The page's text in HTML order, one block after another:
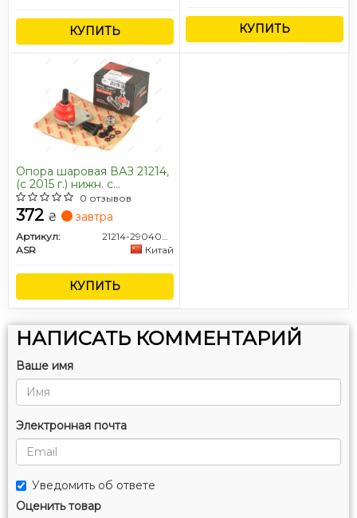
подтверждение успеха сегодня и уверенности в
будущем.
Все запчасти Rider →
КУПИТЬ КУПИТЬ
Опора шаровая ВАЗ 21214,
(с 2015 г.) нижн. с
крепежом кор. уп. «ASR
EXTREME»
0 отзывов
372 ₴ завтра
Артикул:
ASR
Китай
КУПИТЬ
НАПИСАТЬ КОММЕНТАРИЙ
Ваше имя
Электронная почта
Уведомить об ответе
Оценить товар